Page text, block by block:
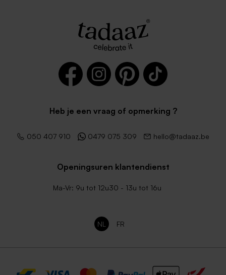
binnenzijde
Vierkante lichtblauwe
Vierkante lila envelop met
Heb je een vraag of opmerking ?
050 407 910 0479 075 309 hello@tadaaz.be
Openingsuren klantendienst
Ma-Vr: 9u tot 12u30 - 13u tot 16u
NL FR